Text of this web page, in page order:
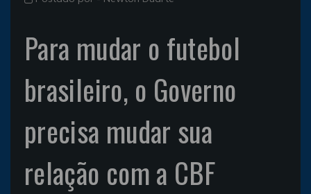
Para mudar o futebol
brasileiro, o Governo
precisa mudar sua
relação com a CBF